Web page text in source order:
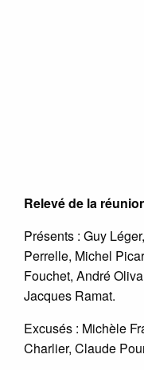
Relevé de la
Présents : Guy
Perrelle, Michel
Fouchet, André
Jacques Ramat.
Excusés : Michèle
Charlier, Claude